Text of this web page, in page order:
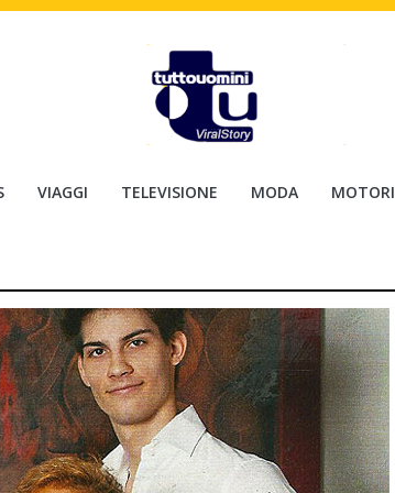
VIAGGI TELEVISIONE MODA MOTORI